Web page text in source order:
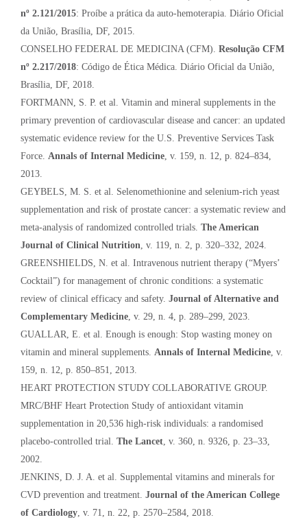
nº 2.121/2015: Proíbe a prática da auto-hemoterapia. Diário Oficial
da União, Brasília, DF, 2015.
CONSELHO FEDERAL DE MEDICINA (CFM). Resolução CFM
nº 2.217/2018: Código de Ética Médica. Diário Oficial da União,
Brasília, DF, 2018.
FORTMANN, S. P. et al. Vitamin and mineral supplements in the
primary prevention of cardiovascular disease and cancer: an updated
systematic evidence review for the U.S. Preventive Services Task
Force. Annals of Internal Medicine , v. 159, n. 12, p. 824–834,
2013.
GEYBELS, M. S. et al. Selenomethionine and selenium-rich yeast
supplementation and risk of prostate cancer: a systematic review and
meta-analysis of randomized controlled trials. The American
Journal of Clinical Nutrition , v. 119, n. 2, p. 320–332, 2024.
GREENSHIELDS, N. et al. Intravenous nutrient therapy (“Myers’
Cocktail”) for management of chronic conditions: a systematic
review of clinical efficacy and safety. Journal of Alternative and
Complementary Medicine , v. 29, n. 4, p. 289–299, 2023.
GUALLAR, E. et al. Enough is enough: Stop wasting money on
vitamin and mineral supplements. Annals of Internal Medicine , v.
159, n. 12, p. 850–851, 2013.
HEART PROTECTION STUDY COLLABORATIVE GROUP.
MRC/BHF Heart Protection Study of antioxidant vitamin
supplementation in 20,536 high-risk individuals: a randomised
placebo-controlled trial. The Lancet , v. 360, n. 9326, p. 23–33,
2002.
JENKINS, D. J. A. et al. Supplemental vitamins and minerals for
CVD prevention and treatment. Journal of the American College
of Cardiology , v. 71, n. 22, p. 2570–2584, 2018.